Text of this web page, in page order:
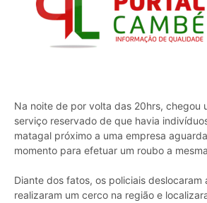
Na noite de por volta das 20hrs, chegou
serviço reservado de que havia
matagal próximo a uma empresa
momento para efetuar um roubo a
Diante dos fatos, os policiais deslocaram
realizaram um cerco na região e